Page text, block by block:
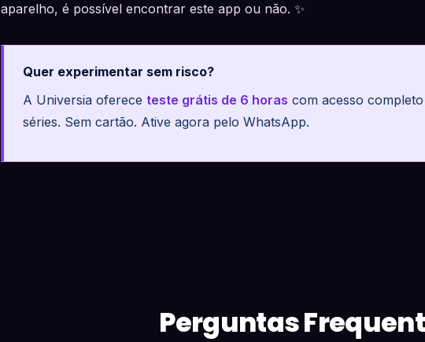
aparelho, é possível encontrar este app ou não. ✨
Quer experimentar sem risco?
A Universia oferece teste grátis de 6 horas com acesso
séries. Sem cartão. Ative agora pelo WhatsApp.
Perguntas